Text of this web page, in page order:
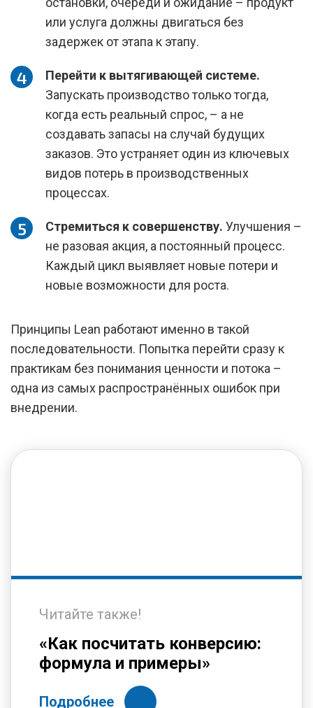
или услуга должны двигаться без
задержек от этапа к этапу.
Перейти к вытягивающей системе.
Запускать производство только тогда,
когда есть реальный спрос, – а не
создавать запасы на случай будущих
заказов. Это устраняет один из ключевых
видов потерь в производственных
процессах.
Стремиться к совершенству. Улучшения –
не разовая акция, а постоянный процесс.
Каждый цикл выявляет новые потери и
новые возможности для роста.
Принципы Lean работают именно в такой
последовательности. Попытка перейти сразу к
практикам без понимания ценности и потока –
одна из самых распространённых ошибок при
внедрении.
Читайте также!
«Как посчитать конверсию:
формула и примеры»
Подробнее